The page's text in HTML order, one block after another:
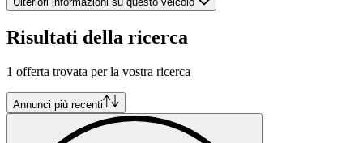
Maserati 3500 GTI
Maserati Biturbo
Maserati Ghibli
Maserati MC20
Maserati Merak
Maserati Mistral
Maserati Quattroporte
Maserati Spyder
Risultati della ricerca
1 offerta trovata per la vostra ricerca
Annunci più recenti